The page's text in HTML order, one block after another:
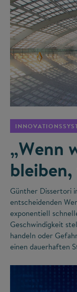
„Wenn
Günther Dissertori
entscheidenden
exponentiell
Geschwindigkeit
handeln oder
einen dauerhaften